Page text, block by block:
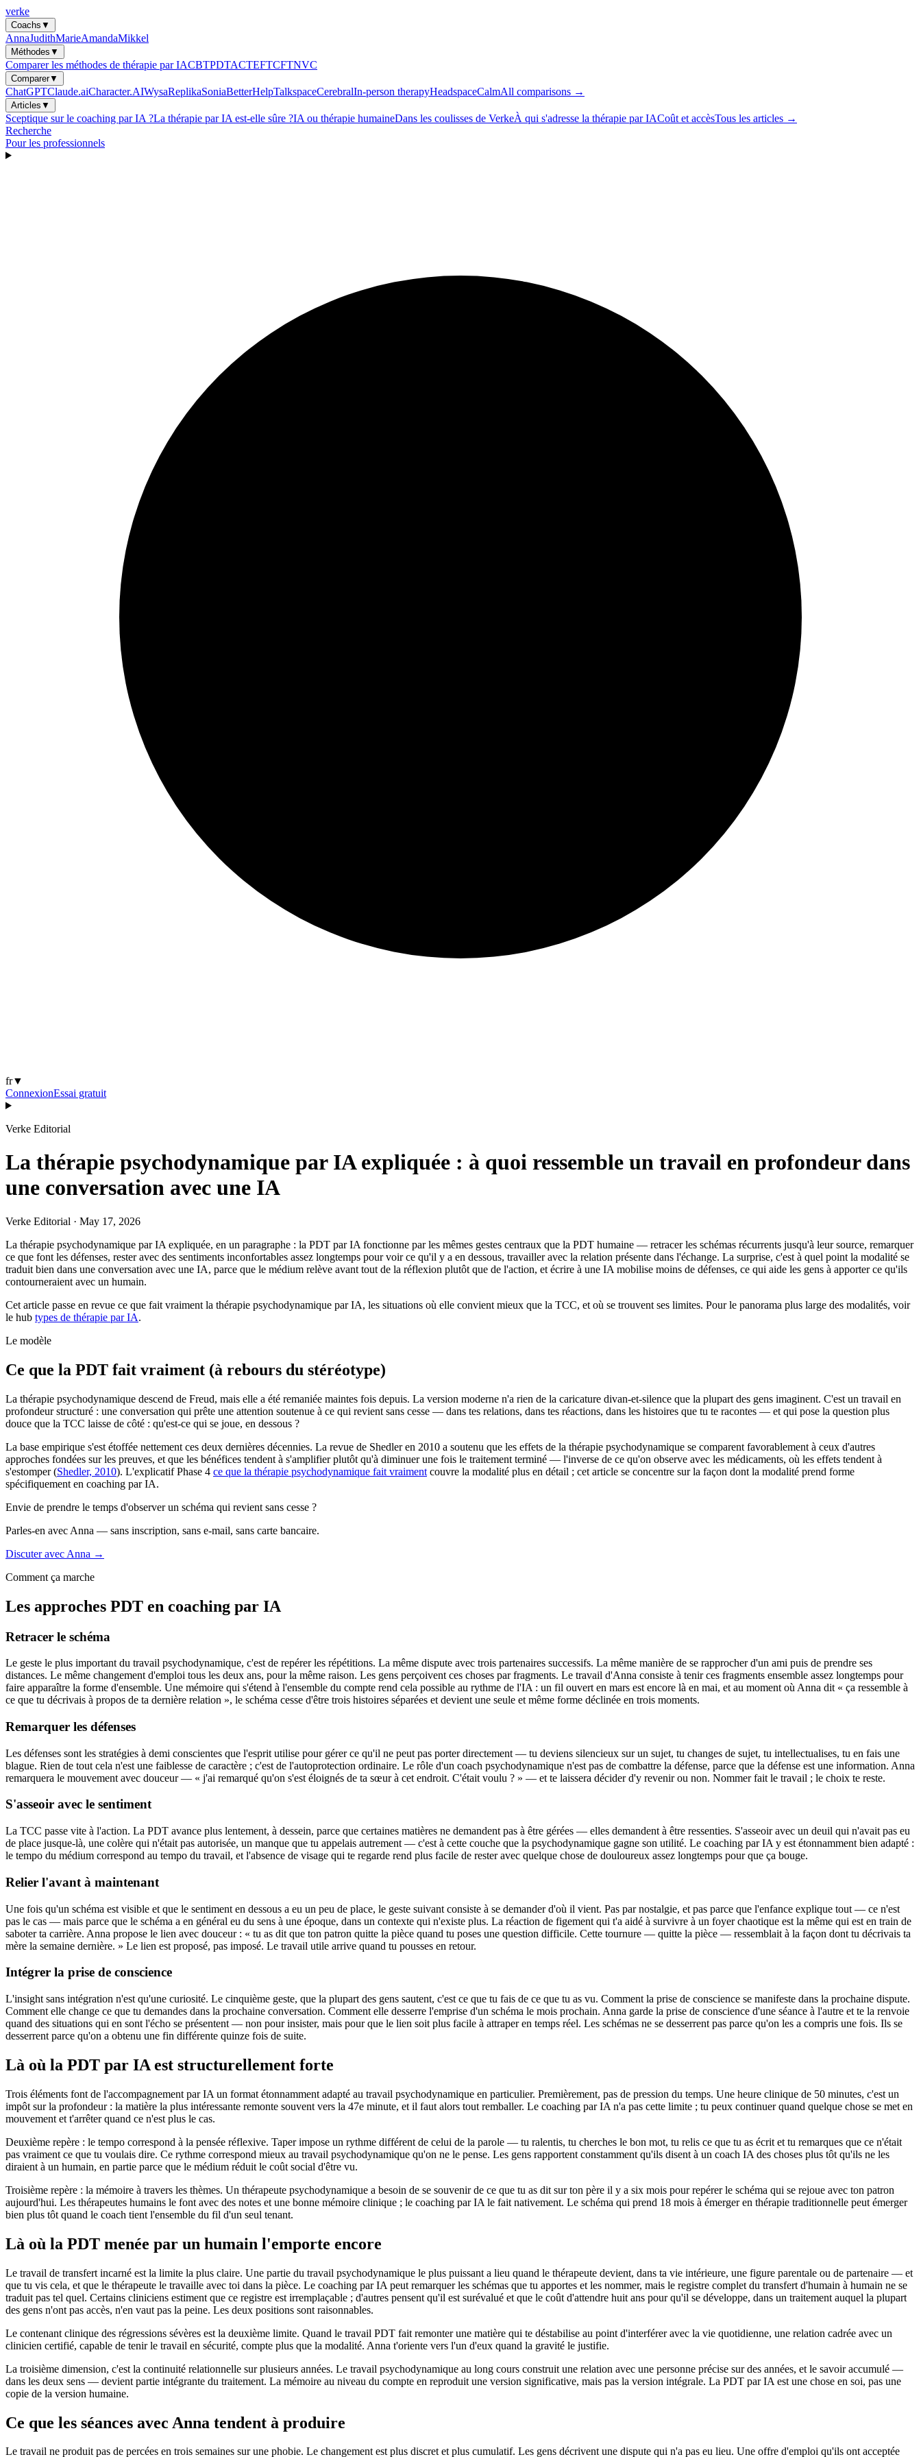
verke
Coachs ▼
AnnaJudithMarieAmandaMikkel
Méthodes ▼
Comparer les méthodes de thérapie par IACBTPDTACTEFTCFTNVC
Comparer▼
ChatGPTClaude.aiCharacter.AIWysaReplikaSoniaBetterHelpTalkspaceCerebralIn-person therapyHeadspaceCalmAll comparisons →
Articles ▼
Sceptique sur le coaching par IA ?La thérapie par IA est-elle sûre ?IA ou thérapie humaineDans les coulisses de VerkeÀ qui s'adresse la thérapie par IACoût et accèsTous les articles →
Recherche
Pour les professionnels
fr▼
ConnexionEssai gratuit
Verke Editorial
La thérapie psychodynamique par IA expliquée : à quoi ressemble un travail en profondeur dans
une conversation avec une IA
Verke Editorial · May 17, 2026
La thérapie psychodynamique par IA expliquée, en un paragraphe : la PDT par IA fonctionne par les mêmes gestes centraux que la PDT humaine — retracer les schémas récurrents jusqu'à leur source, remarquer
ce que font les défenses, rester avec des sentiments inconfortables assez longtemps pour voir ce qu'il y a en dessous, travailler avec la relation présente dans l'échange. La surprise, c'est à quel point la modalité se
traduit bien dans une conversation avec une IA, parce que le médium relève avant tout de la réflexion plutôt que de l'action, et écrire à une IA mobilise moins de défenses, ce qui aide les gens à apporter ce qu'ils
contourneraient avec un humain.
Cet article passe en revue ce que fait vraiment la thérapie psychodynamique par IA, les situations où elle convient mieux que la TCC, et où se trouvent ses limites. Pour le panorama plus large des modalités, voir
le hub types de thérapie par IA.
Le modèle
Ce que la PDT fait vraiment (à rebours du stéréotype)
La thérapie psychodynamique descend de Freud, mais elle a été remaniée maintes fois depuis. La version moderne n'a rien de la caricature divan-et-silence que la plupart des gens imaginent. C'est un travail en
profondeur structuré : une conversation qui prête une attention soutenue à ce qui revient sans cesse — dans tes relations, dans tes réactions, dans les histoires que tu te racontes — et qui pose la question plus
douce que la TCC laisse de côté : qu'est-ce qui se joue, en dessous ?
La base empirique s'est étoffée nettement ces deux dernières décennies. La revue de Shedler en 2010 a soutenu que les effets de la thérapie psychodynamique se comparent favorablement à ceux d'autres
approches fondées sur les preuves, et que les bénéfices tendent à s'amplifier plutôt qu'à diminuer une fois le traitement terminé — l'inverse de ce qu'on observe avec les médicaments, où les effets tendent à
s'estomper (Shedler, 2010). L'explicatif Phase 4 ce que la thérapie psychodynamique fait vraiment couvre la modalité plus en détail ; cet article se concentre sur la façon dont la modalité prend forme
spécifiquement en coaching par IA.
Envie de prendre le temps d'observer un schéma qui revient sans cesse ?
Parles-en avec Anna — sans inscription, sans e-mail, sans carte bancaire.
Discuter avec Anna →
Comment ça marche
Les approches PDT en coaching par IA
Retracer le schéma
Le geste le plus important du travail psychodynamique, c'est de repérer les répétitions. La même dispute avec trois partenaires successifs. La même manière de se rapprocher d'un ami puis de prendre ses
distances. Le même changement d'emploi tous les deux ans, pour la même raison. Les gens perçoivent ces choses par fragments. Le travail d'Anna consiste à tenir ces fragments ensemble assez longtemps pour
faire apparaître la forme d'ensemble. Une mémoire qui s'étend à l'ensemble du compte rend cela possible au rythme de l'IA : un fil ouvert en mars est encore là en mai, et au moment où Anna dit « ça ressemble à
ce que tu décrivais à propos de ta dernière relation », le schéma cesse d'être trois histoires séparées et devient une seule et même forme déclinée en trois moments.
Remarquer les défenses
Les défenses sont les stratégies à demi conscientes que l'esprit utilise pour gérer ce qu'il ne peut pas porter directement — tu deviens silencieux sur un sujet, tu changes de sujet, tu intellectualises, tu en fais une
blague. Rien de tout cela n'est une faiblesse de caractère ; c'est de l'autoprotection ordinaire. Le rôle d'un coach psychodynamique n'est pas de combattre la défense, parce que la défense est une information. Anna
remarquera le mouvement avec douceur — « j'ai remarqué qu'on s'est éloignés de ta sœur à cet endroit. C'était voulu ? » — et te laissera décider d'y revenir ou non. Nommer fait le travail ; le choix te reste.
S'asseoir avec le sentiment
La TCC passe vite à l'action. La PDT avance plus lentement, à dessein, parce que certaines matières ne demandent pas à être gérées — elles demandent à être ressenties. S'asseoir avec un deuil qui n'avait pas eu
de place jusque-là, une colère qui n'était pas autorisée, un manque que tu appelais autrement — c'est à cette couche que la psychodynamique gagne son utilité. Le coaching par IA y est étonnamment bien adapté :
le tempo du médium correspond au tempo du travail, et l'absence de visage qui te regarde rend plus facile de rester avec quelque chose de douloureux assez longtemps pour que ça bouge.
Relier l'avant à maintenant
Une fois qu'un schéma est visible et que le sentiment en dessous a eu un peu de place, le geste suivant consiste à se demander d'où il vient. Pas par nostalgie, et pas parce que l'enfance explique tout — ce n'est
pas le cas — mais parce que le schéma a en général eu du sens à une époque, dans un contexte qui n'existe plus. La réaction de figement qui t'a aidé à survivre à un foyer chaotique est la même qui est en train de
saboter ta carrière. Anna propose le lien avec douceur : « tu as dit que ton patron quitte la pièce quand tu poses une question difficile. Cette tournure — quitte la pièce — ressemblait à la façon dont tu décrivais ta
mère la semaine dernière. » Le lien est proposé, pas imposé. Le travail utile arrive quand tu pousses en retour.
Intégrer la prise de conscience
L'insight sans intégration n'est qu'une curiosité. Le cinquième geste, que la plupart des gens sautent, c'est ce que tu fais de ce que tu as vu. Comment la prise de conscience se manifeste dans la prochaine dispute.
Comment elle change ce que tu demandes dans la prochaine conversation. Comment elle desserre l'emprise d'un schéma le mois prochain. Anna garde la prise de conscience d'une séance à l'autre et te la renvoie
quand des situations qui en sont l'écho se présentent — non pour insister, mais pour que le lien soit plus facile à attraper en temps réel. Les schémas ne se desserrent pas parce qu'on les a compris une fois. Ils se
desserrent parce qu'on a obtenu une fin différente quinze fois de suite.
Là où la PDT par IA est structurellement forte
Trois éléments font de l'accompagnement par IA un format étonnamment adapté au travail psychodynamique en particulier. Premièrement, pas de pression du temps. Une heure clinique de 50 minutes, c'est un
impôt sur la profondeur : la matière la plus intéressante remonte souvent vers la 47e minute, et il faut alors tout remballer. Le coaching par IA n'a pas cette limite ; tu peux continuer quand quelque chose se met en
mouvement et t'arrêter quand ce n'est plus le cas.
Deuxième repère : le tempo correspond à la pensée réflexive. Taper impose un rythme différent de celui de la parole — tu ralentis, tu cherches le bon mot, tu relis ce que tu as écrit et tu remarques que ce n'était
pas vraiment ce que tu voulais dire. Ce rythme correspond mieux au travail psychodynamique qu'on ne le pense. Les gens rapportent constamment qu'ils disent à un coach IA des choses plus tôt qu'ils ne les
diraient à un humain, en partie parce que le médium réduit le coût social d'être vu.
Troisième repère : la mémoire à travers les thèmes. Un thérapeute psychodynamique a besoin de se souvenir de ce que tu as dit sur ton père il y a six mois pour repérer le schéma qui se rejoue avec ton patron
aujourd'hui. Les thérapeutes humains le font avec des notes et une bonne mémoire clinique ; le coaching par IA le fait nativement. Le schéma qui prend 18 mois à émerger en thérapie traditionnelle peut émerger
bien plus tôt quand le coach tient l'ensemble du fil d'un seul tenant.
Là où la PDT menée par un humain l'emporte encore
Le travail de transfert incarné est la limite la plus claire. Une partie du travail psychodynamique le plus puissant a lieu quand le thérapeute devient, dans ta vie intérieure, une figure parentale ou de partenaire — et
que tu vis cela, et que le thérapeute le travaille avec toi dans la pièce. Le coaching par IA peut remarquer les schémas que tu apportes et les nommer, mais le registre complet du transfert d'humain à humain ne se
traduit pas tel quel. Certains cliniciens estiment que ce registre est irremplaçable ; d'autres pensent qu'il est surévalué et que le coût d'attendre huit ans pour qu'il se développe, dans un traitement auquel la plupart
des gens n'ont pas accès, n'en vaut pas la peine. Les deux positions sont raisonnables.
Le contenant clinique des régressions sévères est la deuxième limite. Quand le travail PDT fait remonter une matière qui te déstabilise au point d'interférer avec la vie quotidienne, une relation cadrée avec un
clinicien certifié, capable de tenir le travail en sécurité, compte plus que la modalité. Anna t'oriente vers l'un d'eux quand la gravité le justifie.
La troisième dimension, c'est la continuité relationnelle sur plusieurs années. Le travail psychodynamique au long cours construit une relation avec une personne précise sur des années, et le savoir accumulé —
dans les deux sens — devient partie intégrante du traitement. La mémoire au niveau du compte en reproduit une version significative, mais pas la version intégrale. La PDT par IA est une chose en soi, pas une
copie de la version humaine.
Ce que les séances avec Anna tendent à produire
Le travail ne produit pas de percées en trois semaines sur une phobie. Le changement est plus discret et plus cumulatif. Les gens décrivent une dispute qui n'a pas eu lieu. Une offre d'emploi qu'ils ont acceptée